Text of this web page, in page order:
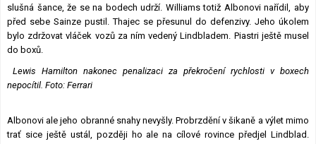
slušná šance, že se na bodech udrží. Williams totiž Albonovi nařídil, aby
před sebe Sainze pustil. Thajec se přesunul do defenzivy. Jeho úkolem
bylo zdržovat vláček vozů za ním vedený Lindbladem. Piastri ještě musel
do boxů.
Lewis Hamilton nakonec penalizaci za překročení rychlosti v boxech
nepocítil. Foto: Ferrari
Albonovi ale jeho obranné snahy nevyšly. Probrzdění v šikaně a výlet mimo
trať sice ještě ustál, později ho ale na cílové rovince předjel Lindblad.